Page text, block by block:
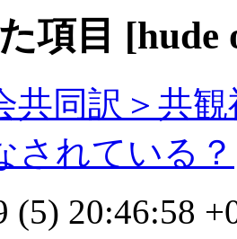
項目 [hude
共同訳＞共
されている？
(5) 20:46:58